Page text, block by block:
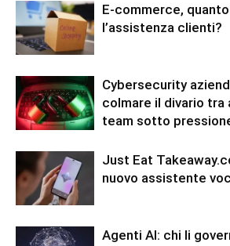
E-commerce,
l’assistenza clienti?
Cybersecurity
colmare il divario tra
team sotto
Just Eat
nuovo assistente
Agenti AI: chi li